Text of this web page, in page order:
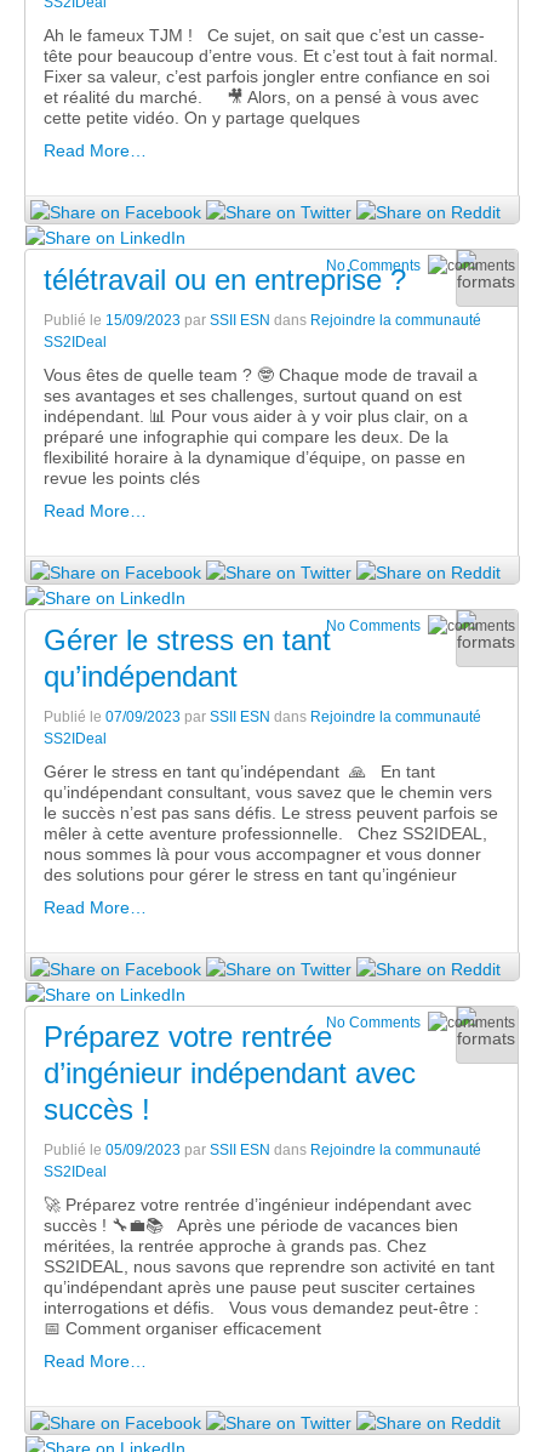
Ah le fameux TJM ! Ce sujet, on sait que c’est un casse-
tête pour beaucoup d’entre vous. Et c’est tout à fait normal.
Fixer sa valeur, c’est parfois jongler entre confiance en soi
et réalité du marché. 🎥 Alors, on a pensé à vous avec
cette petite vidéo. On y partage quelques
Read More…
No Comments
télétravail ou en entreprise ?
Publié le 15/09/2023 par SSII ESN dans Rejoindre la communauté
SS2IDeal
Vous êtes de quelle team ? 🤓 Chaque mode de travail a
ses avantages et ses challenges, surtout quand on est
indépendant. 📊 Pour vous aider à y voir plus clair, on a
préparé une infographie qui compare les deux. De la
flexibilité horaire à la dynamique d’équipe, on passe en
revue les points clés
Read More…
No Comments
Gérer le stress en tant
qu’indépendant
Publié le 07/09/2023 par SSII ESN dans Rejoindre la communauté
SS2IDeal
Gérer le stress en tant qu’indépendant 🙏 En tant
qu’indépendant consultant, vous savez que le chemin vers
le succès n’est pas sans défis. Le stress peuvent parfois se
mêler à cette aventure professionnelle. Chez SS2IDEAL,
nous sommes là pour vous accompagner et vous donner
des solutions pour gérer le stress en tant qu’ingénieur
Read More…
No Comments
Préparez votre rentrée
d’ingénieur indépendant avec
succès !
Publié le 05/09/2023 par SSII ESN dans Rejoindre la communauté
SS2IDeal
🚀 Préparez votre rentrée d’ingénieur indépendant avec
succès ! 🔧💼📚 Après une période de vacances bien
méritées, la rentrée approche à grands pas. Chez
SS2IDEAL, nous savons que reprendre son activité en tant
qu’indépendant après une pause peut susciter certaines
interrogations et défis. Vous vous demandez peut-être :
📅 Comment organiser efficacement
Read More…